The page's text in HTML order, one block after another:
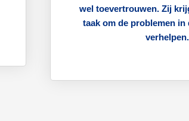
wel toevertrouwen. Zij
taak om de problemen in
verhelpen.